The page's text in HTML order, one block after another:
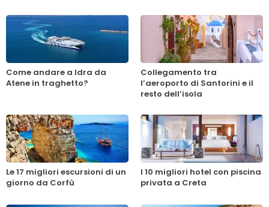
Come andare a Idra da
Atene in traghetto?
Collegamento tra
l’aeroporto di Santorini e il
resto dell’isola
Le 17 migliori escursioni di un
giorno da Corfù
I 10 migliori hotel con piscina
privata a Creta